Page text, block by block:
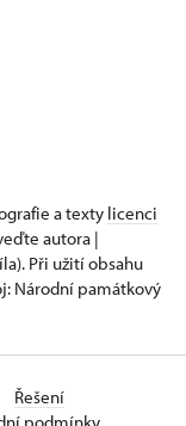
a texty licenci
autora |
Při užití obsahu
Národní památkový
Řešení